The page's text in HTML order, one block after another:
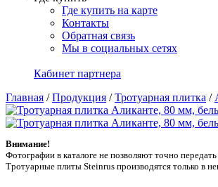
Где купить на карте
Контакты
Обратная связь
Мы в социальных сетях
Кабинет партнера
Главная /Продукция /Тротуарная плитка /
Внимание!
Фотографии в каталоге не позволяют точно
Тротуарные плиты Steinrus производятся только в